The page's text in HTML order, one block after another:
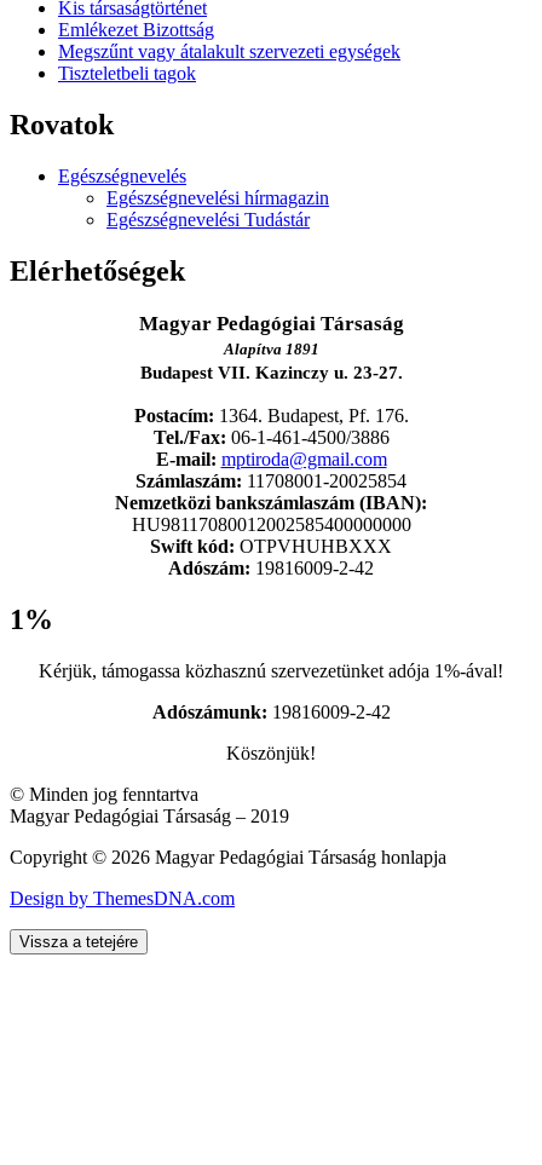
Kis társaságtörténet
Emlékezet Bizottság
Megszűnt vagy átalakult szervezeti egységek
Tiszteletbeli tagok
Rovatok
Egészségnevelés
Egészségnevelési hírmagazin
Egészségnevelési Tudástár
Elérhetőségek
Magyar Pedagógiai Társaság
Alapítva 1891
Budapest VII. Kazinczy u. 23-27.
Postacím: 1364. Budapest, Pf. 176.
Tel./Fax: 06-1-461-4500/3886
E-mail: mptiroda@gmail.com
Számlaszám: 11708001-20025854
Nemzetközi bankszámlaszám (IBAN):
HU98117080012002585400000000
Swift kód: OTPVHUHBXXX
Adószám: 19816009-2-42
1%
Kérjük, támogassa közhasznú szervezetünket adója 1%-ával!
Adószámunk: 19816009-2-42
Köszönjük!
© Minden jog fenntartva
Magyar Pedagógiai Társaság – 2019
Copyright © 2026 Magyar Pedagógiai Társaság honlapja
Design by ThemesDNA.com
Vissza a tetejére